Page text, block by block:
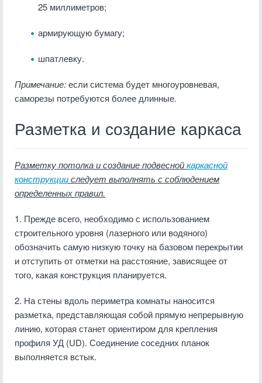
25 миллиметров;
армирующую бумагу;
шпатлевку.
Примечание:если система будет многоуровневая,
саморезы потребуются более длинные.
Разметка и создание каркаса
Разметку потолка и создание подвеснойкаркасной
конструкцииследует выполнять с соблюдением
определенных правил.
1. Прежде всего, необходимо с использованием
строительного уровня (лазерного или водяного)
обозначить самую низкую точку на базовом перекрытии
и отступить от отметки на расстояние, зависящее от
того, какая конструкция планируется.
2. На стены вдоль периметра комнаты наносится
разметка, представляющая собой прямую непрерывную
линию, которая станет ориентиром для крепления
профиля УД (UD). Соединение соседних планок
выполняется встык.